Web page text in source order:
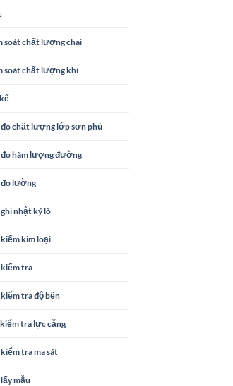
soát chất lượng chai
soát chất lượng khí
đo chất lượng lớp sơn phủ
đo hàm lượng đường
đo lường
nhật ký lò
kim loại
tra
tra độ bền
tra lực căng
tra ma sát
mẫu